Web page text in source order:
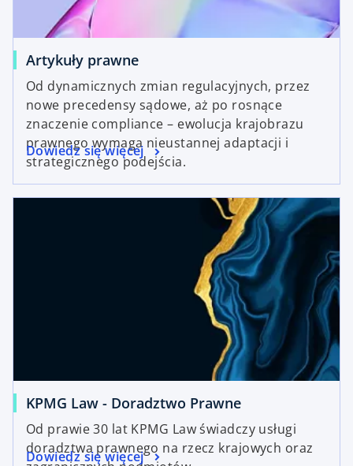
Artykuły prawne
Od dynamicznych zmian regulacyjnych, przez
nowe precedensy sądowe, aż po rosnące
znaczenie compliance – ewolucja krajobrazu
prawnego wymaga nieustannej adaptacji i
strategicznego podejścia.
Dowiedz się więcej
KPMG Law - Doradztwo Prawne
Od prawie 30 lat KPMG Law świadczy usługi
doradztwa prawnego na rzecz krajowych oraz
Dowiedz się więcej